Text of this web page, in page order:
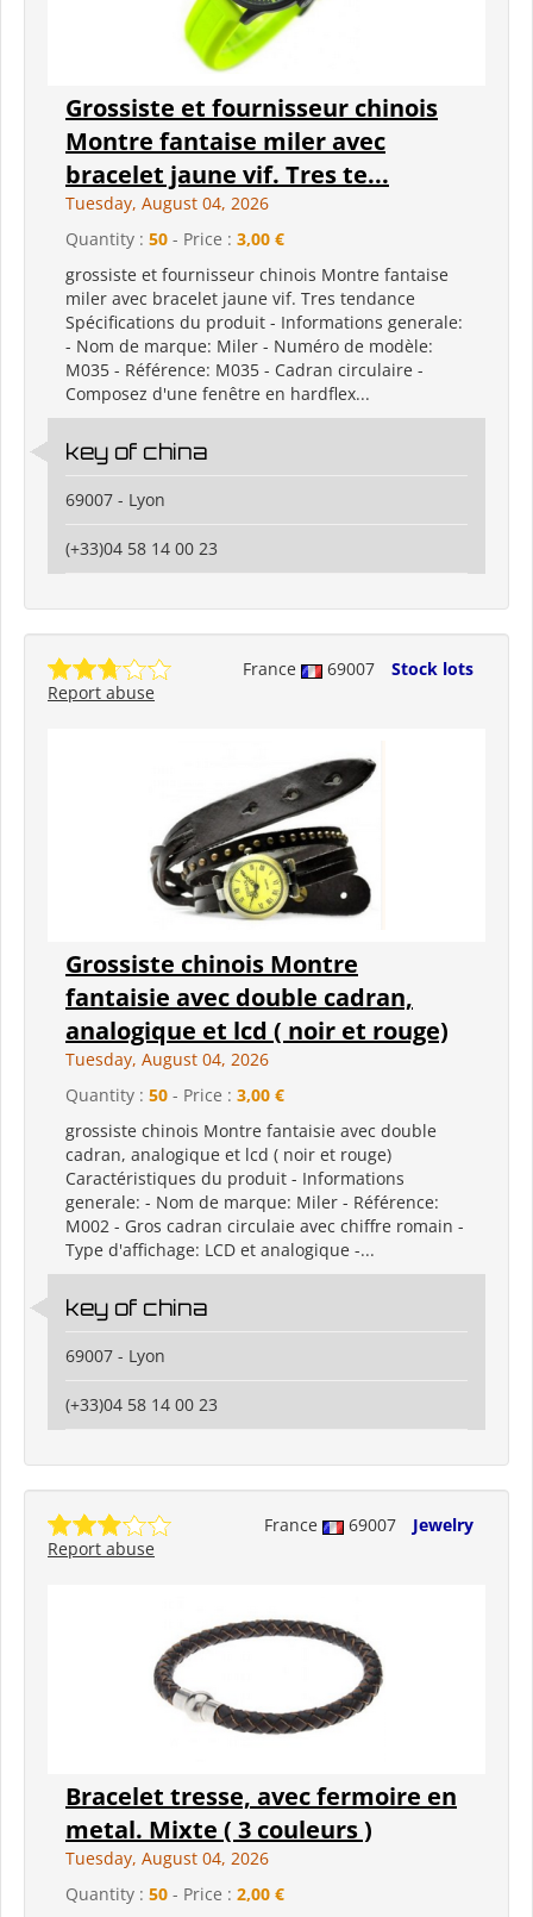
Grossiste et fournisseur chinois
Montre fantaise miler avec
bracelet jaune vif. Tres te...
Tuesday, August 04, 2026
Quantity : 50 - Price : 3,00 €
grossiste et fournisseur chinois Montre fantaise
miler avec bracelet jaune vif. Tres tendance
Spécifications du produit - Informations generale:
- Nom de marque: Miler - Numéro de modèle:
M035 - Référence: M035 - Cadran circulaire -
Composez d'une fenêtre en hardflex...
key of china
69007 - Lyon
(+33)04 58 14 00 23
France 69007
Stock lots
Report abuse
Grossiste chinois Montre
fantaisie avec double cadran,
analogique et lcd ( noir et rouge)
Tuesday, August 04, 2026
Quantity : 50 - Price : 3,00 €
grossiste chinois Montre fantaisie avec double
cadran, analogique et lcd ( noir et rouge)
Caractéristiques du produit - Informations
generale: - Nom de marque: Miler - Référence:
M002 - Gros cadran circulaie avec chiffre romain -
Type d'affichage: LCD et analogique -...
key of china
69007 - Lyon
(+33)04 58 14 00 23
France 69007
Jewelry
Report abuse
Bracelet tresse, avec fermoire en
metal. Mixte ( 3 couleurs )
Tuesday, August 04, 2026
Quantity : 50 - Price : 2,00 €